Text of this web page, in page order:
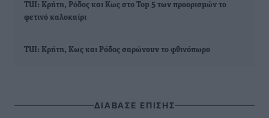
TUI: Κρήτη, Ρόδος και Κως στο Top 5 των προορισμών το
φετινό καλοκαίρι
TUI: Κρήτη, Κως και Ρόδος σαρώνουν το φθινόπωρο
ΔΙΑΒΑΣΕ ΕΠΙΣΗΣ